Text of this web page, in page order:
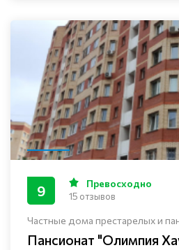
Частные дома престарелых и
Пансионат "Олимпия
9 Превосходно
15 отзывов